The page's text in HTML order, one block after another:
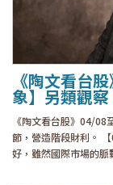
《陶文看台
象】另類觀察
《陶文看台股》04/
節，營造階段財利。
好，雖然國際市場的脈